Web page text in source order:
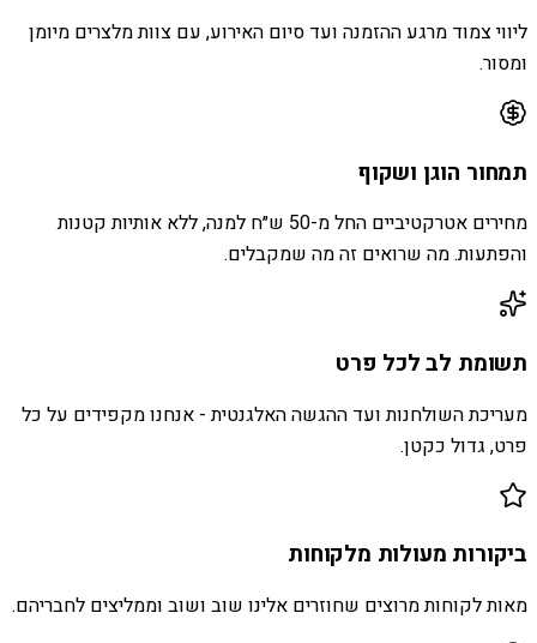
ליווי צמוד מרגע ההזמנה ועד סיום האירוע, עם צוות מלצרים מיומן
ומסור.
תמחור הוגן ושקוף
מחירים אטרקטיביים החל מ-50 ש״ח למנה, ללא אותיות קטנות
והפתעות. מה שרואים זה מה שמקבלים.
תשומת לב לכל פרט
מעריכת השולחנות ועד ההגשה האלגנטית - אנחנו מקפידים על כל
פרט, גדול כקטן.
ביקורות מעולות מלקוחות
מאות לקוחות מרוצים שחוזרים אלינו שוב ושוב וממליצים לחבריהם.